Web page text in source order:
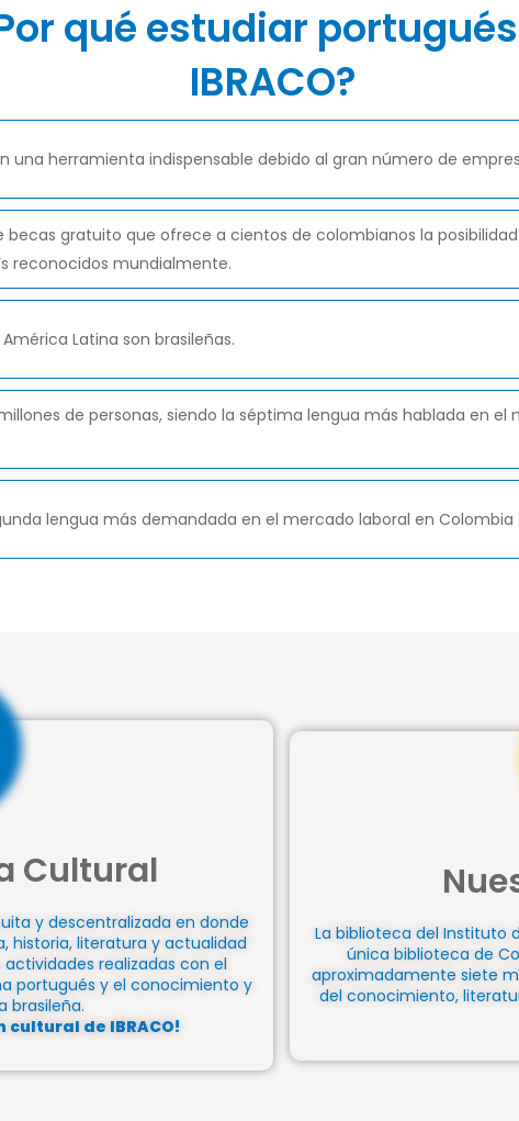
qué estudiar
IBRACO?
una herramienta indispensable debido al gran número de
gratuito que ofrece a cientos de colombianos la
reconocidos mundialmente.
Latina son brasileñas.
de personas, siendo la séptima lengua más hablada en
lengua más demandada en el mercado laboral en
Cultural
y descentralizada en donde
historia, literatura y actualidad
realizadas con el
portugués y el conocimiento y
brasileña.
cultural de IBRACO!
La biblioteca del Instituto
única biblioteca de
aproximadamente siete
del conocimiento,